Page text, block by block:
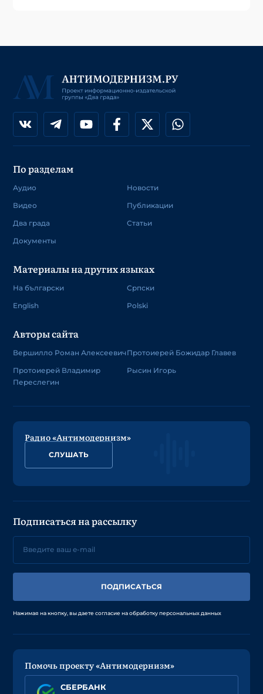
По разделам
Аудио
Видео
Два града
Документы
Новости
Публикации
Статьи
Материалы на других языках
На български
English
Српски
Polski
Авторы сайта
Вершилло Роман Алексеевич
Протоиерей Владимир
Переслегин
Протоиерей Божидар Главев
Рысин Игорь
Радио «Антимодернизм»
СЛУШАТЬ
Подписаться на рассылку
ПОДПИСАТЬСЯ
Нажимая на кнопку, вы даете согласие на обработку персональных данных
Помочь проекту «Антимодернизм»
СБЕРБАНК